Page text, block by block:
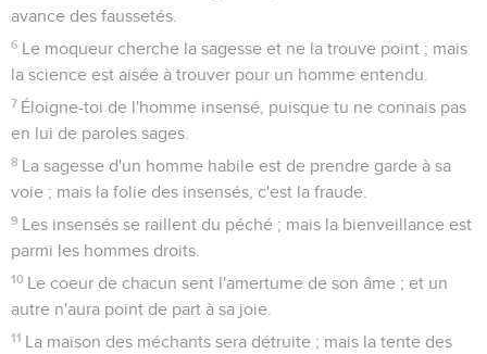
avance des faussetés.
6 Le moqueur cherche la sagesse et ne la trouve point ; mais
la science est aisée à trouver pour un homme entendu.
7 Éloigne-toi de l'homme insensé, puisque tu ne connais pas
en lui de paroles sages.
8 La sagesse d'un homme habile est de prendre garde à sa
voie ; mais la folie des insensés, c'est la fraude.
9 Les insensés se raillent du péché ; mais la bienveillance est
parmi les hommes droits.
10 Le coeur de chacun sent l'amertume de son âme ; et un
autre n'aura point de part à sa joie.
11 La maison des méchants sera détruite ; mais la tente des